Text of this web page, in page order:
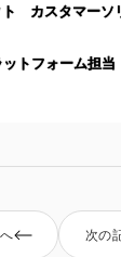
ト カスタマーソ
トフォーム担
次の